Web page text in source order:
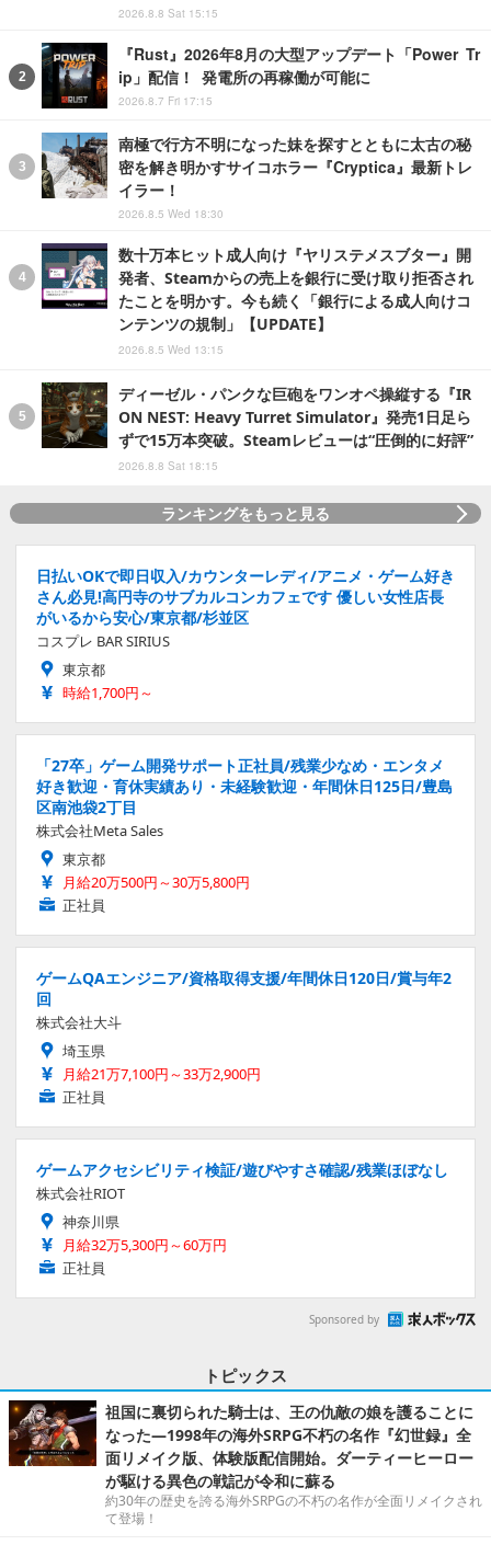
2026.8.8 Sat 15:15
『Rust』2026年8月の大型アップデート「Power Tr
ip」配信！ 発電所の再稼働が可能に
2026.8.7 Fri 17:15
南極で行方不明になった妹を探すとともに太古の秘
密を解き明かすサイコホラー『Cryptica』最新トレ
イラー！
2026.8.5 Wed 18:30
数十万本ヒット成人向け『ヤリステメスブター』開
発者、Steamからの売上を銀行に受け取り拒否され
たことを明かす。今も続く「銀行による成人向けコ
ンテンツの規制」【UPDATE】
2026.8.5 Wed 13:15
ディーゼル・パンクな巨砲をワンオペ操縦する『IR
ON NEST: Heavy Turret Simulator』発売1日足ら
ずで15万本突破。Steamレビューは“圧倒的に好評”
2026.8.8 Sat 18:15
ランキングをもっと見る
日払いOKで即日収入/カウンターレディ/アニメ・ゲーム好き
さん必見!高円寺のサブカルコンカフェです 優しい女性店長
がいるから安心/東京都/杉並区
コスプレ BAR SIRIUS
東京都
時給1,700円～
「27卒」ゲーム開発サポート正社員/残業少なめ・エンタメ
好き歓迎・育休実績あり・未経験歓迎・年間休日125日/豊島
区南池袋2丁目
株式会社Meta Sales
東京都
月給20万500円～30万5,800円
正社員
ゲームQAエンジニア/資格取得支援/年間休日120日/賞与年2
回
株式会社大斗
埼玉県
月給21万7,100円～33万2,900円
正社員
ゲームアクセシビリティ検証/遊びやすさ確認/残業ほぼなし
株式会社RIOT
神奈川県
月給32万5,300円～60万円
正社員
Sponsored by
トピックス
祖国に裏切られた騎士は、王の仇敵の娘を護ることに
なった―1998年の海外SRPG不朽の名作『幻世録』全
面リメイク版、体験版配信開始。ダーティーヒーロー
が駆ける異色の戦記が令和に蘇る
約30年の歴史を誇る海外SRPGの不朽の名作が全面リメイクされ
て登場！